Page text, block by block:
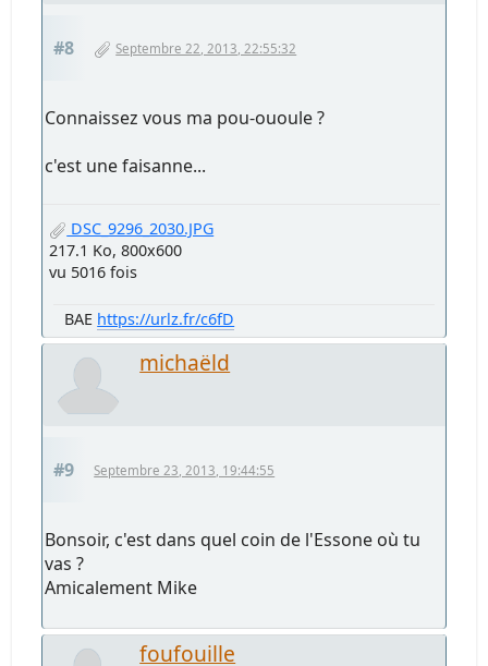
#8 Septembre 22, 2013, 22:55:32
Connaissez vous ma pou-ououle ?
c'est une faisanne...
DSC_9296_2030.JPG
217.1 Ko, 800x600
vu 5016 fois
BAE https://urlz.fr/c6fD
michaëld
#9 Septembre 23, 2013, 19:44:55
Bonsoir, c'est dans quel coin de l'Essone où tu
vas ?
Amicalement Mike
foufouille